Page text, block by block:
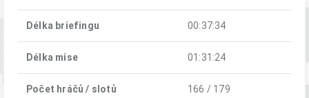
Délka briefingu 00:37:34
Délka mise 01:31:24
Počet hráčů / slotů 166 / 179